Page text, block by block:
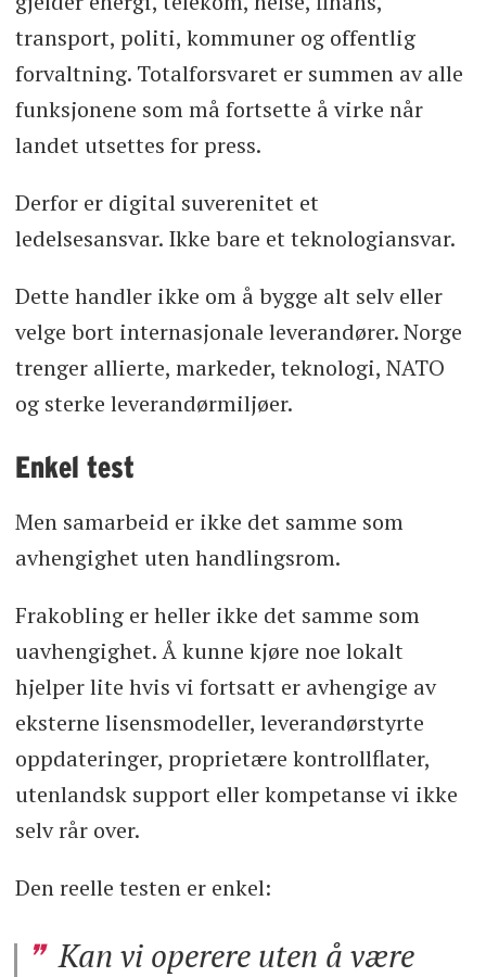
transport, politi, kommuner og offentlig
forvaltning. Totalforsvaret er summen av alle
funksjonene som må fortsette å virke når
landet utsettes for press.
Derfor er digital suverenitet et
ledelsesansvar. Ikke bare et teknologiansvar.
Dette handler ikke om å bygge alt selv eller
velge bort internasjonale leverandører. Norge
trenger allierte, markeder, teknologi, NATO
og sterke leverandørmiljøer.
Enkel test
Men samarbeid er ikke det samme som
avhengighet uten handlingsrom.
Frakobling er heller ikke det samme som
uavhengighet. Å kunne kjøre noe lokalt
hjelper lite hvis vi fortsatt er avhengige av
eksterne lisensmodeller, leverandørstyrte
oppdateringer, proprietære kontrollflater,
utenlandsk support eller kompetanse vi ikke
selv rår over.
Den reelle testen er enkel:
Kan vi operere uten å være